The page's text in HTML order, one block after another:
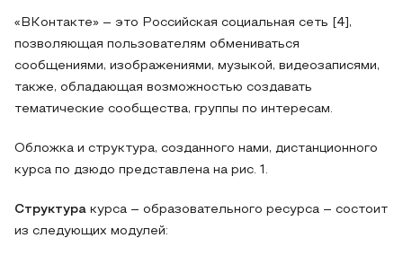
«ВКонтакте» – это Российская социальная сеть [4],
позволяющая пользователям обмениваться
сообщениями, изображениями, музыкой, видеозаписями,
также, обладающая возможностью создавать
тематические сообщества, группы по интересам.
Обложка и структура, созданного нами, дистанционного
курса по дзюдо представлена на рис. 1.
Структура курса – образовательного ресурса – состоит
из следующих модулей: